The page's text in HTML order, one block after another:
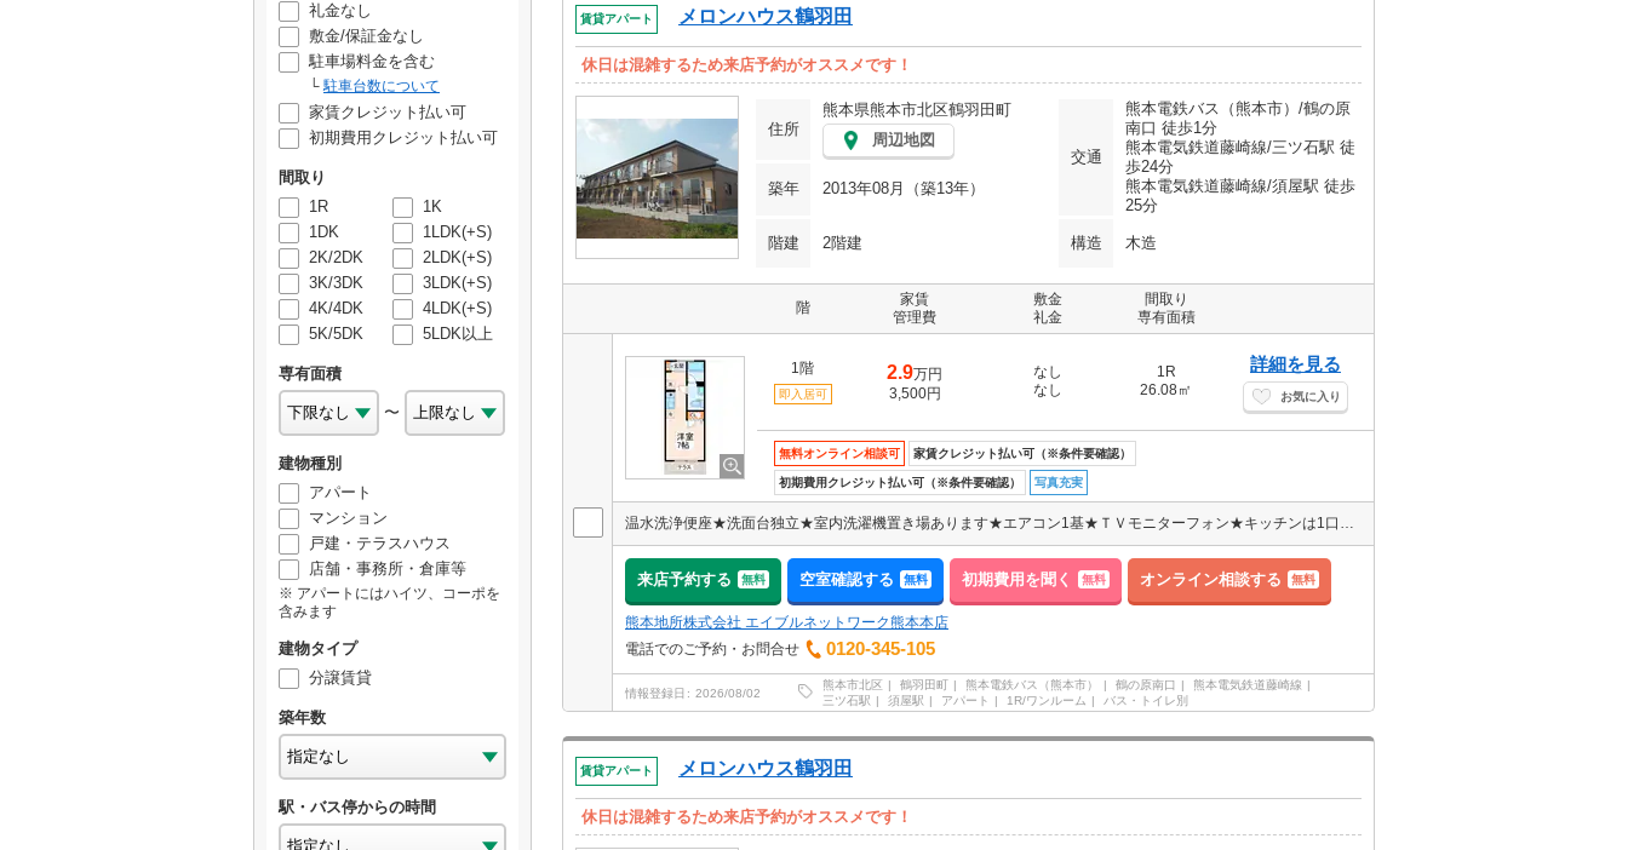
礼金なし
敷金/保証金なし
駐車場料金を含む
駐車台数について
家賃クレジット払い可
初期費用クレジット払い可
間取り
1R
1K
1DK
1LDK(+S)
2K/2DK
2LDK(+S)
3K/3DK
3LDK(+S)
4K/4DK
4LDK(+S)
5K/5DK
5LDK以上
専有面積
〜
建物種別
アパート
マンション
戸建・テラスハウス
店舗・事務所・倉庫等
アパートにはハイツ、コーポを
含みます
建物タイプ
分譲賃貸
築年数
駅・バス停からの時間
賃貸アパート メロンハウス鶴羽田
休日は混雑するため来店予約がオススメです！
住所
熊本県熊本市北区鶴羽田町
周辺地図
交通
熊本電鉄バス（熊本市）/鶴の原
南口 徒歩1分
熊本電気鉄道藤崎線/三ツ石駅 徒
歩24分
熊本電気鉄道藤崎線/須屋駅 徒歩
25分
築年 2013年08月（築13年）
階建 2階建 構造 木造
階
家賃
管理費
敷金
礼金
間取り
専有面積
1階
即入居可
2.9万円
3,500円
なし
なし
1R
26.08㎡
詳細を見る
お気に入り
無料オンライン相談可 家賃クレジット払い可（※条件要確認）
初期費用クレジット払い可（※条件要確認） 写真充実
温水洗浄便座★洗面台独立★室内洗濯機置き場あります★エアコン1基★ＴＶモニターフォン★キッチンは1口のＩＨクッキングヒーター付★
来店予約する 無料 空室確認する 無料 初期費用を聞く 無料 オンライン相談する 無料
熊本地所株式会社 エイブルネットワーク熊本本店
電話でのご予約・お問合せ
0120-345-105
情報登録日 2026/08/02
熊本市北区 鶴羽田町 熊本電鉄バス（熊本市） 鶴の原南口
熊本電気鉄道藤崎線
三ツ石駅
須屋駅 アパート 1R/ワンルーム バス・トイレ別
賃貸アパート メロンハウス鶴羽田
休日は混雑するため来店予約がオススメです！